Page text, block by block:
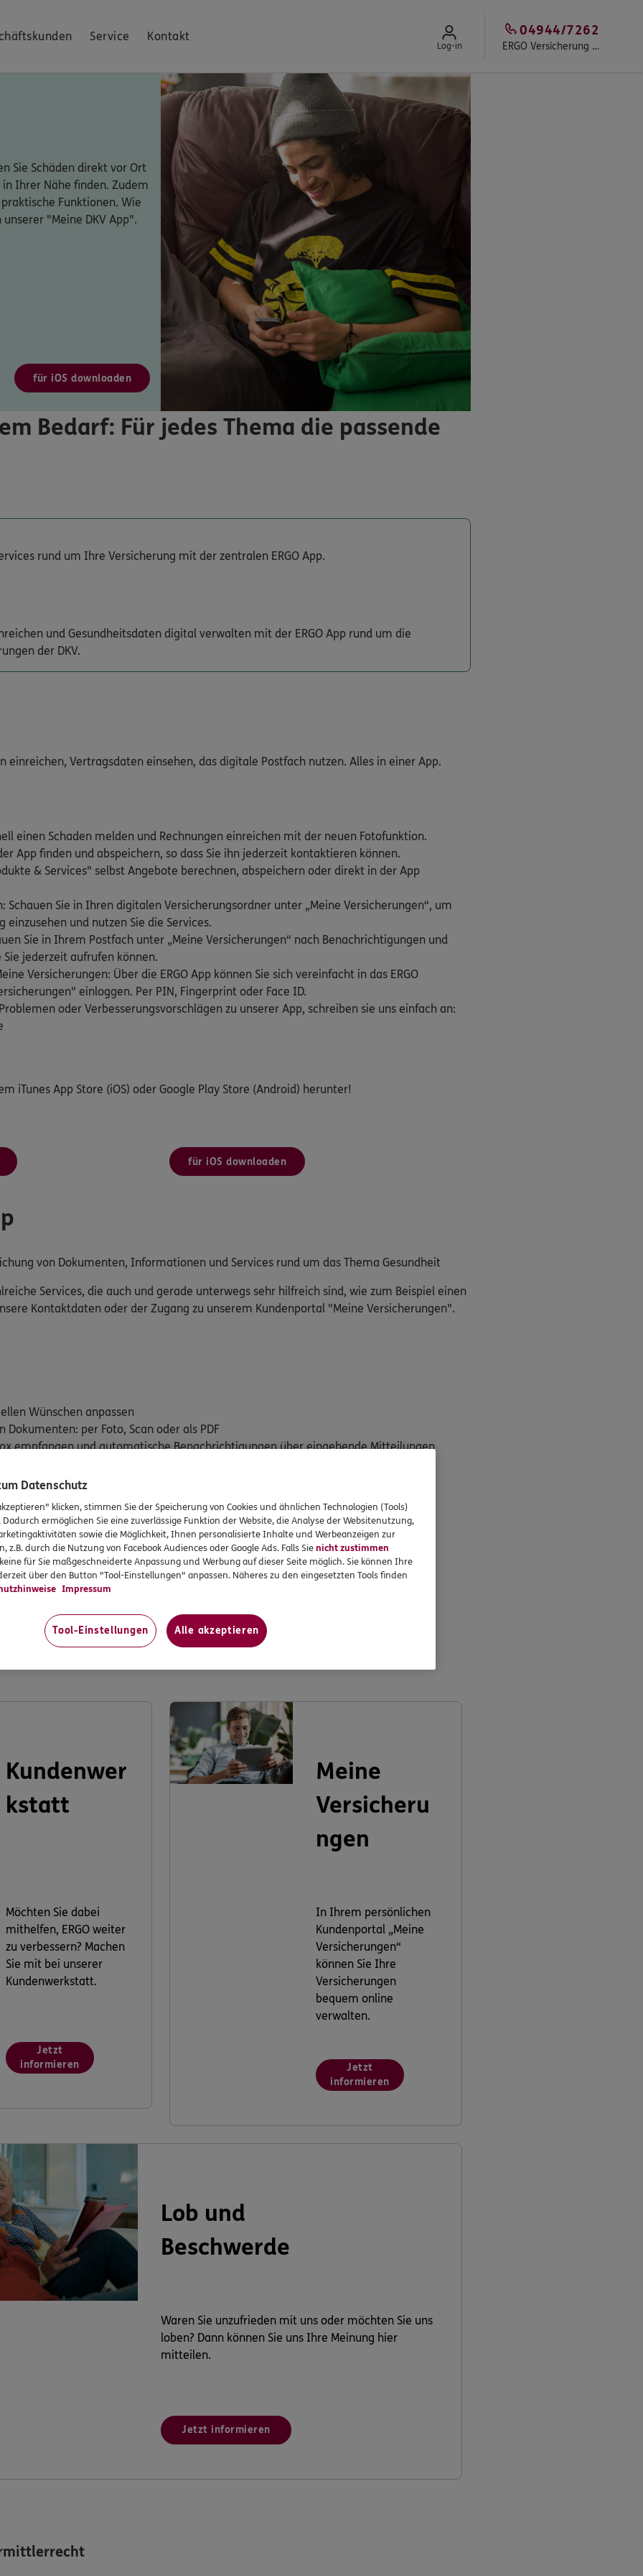
Service Kontakt
Log-in ERGO Versicherung Hartmut Aden
04944/7262
Sie Schäden direkt vor Ort
Ihrer Nähe finden. Zudem
Funktionen. Wie
"Meine DKV App".
für iOS downloaden
Bedarf: Für jedes Thema die passende
rund um Ihre Versicherung mit der zentralen ERGO App.
und Gesundheitsdaten digital verwalten mit der ERGO App rund um die
der DKV.
einreichen, Vertragsdaten einsehen, das digitale Postfach nutzen. Alles in einer App.
einen Schaden melden und Rechnungen einreichen mit der neuen Fotofunktion.
App finden und abspeichern, so dass Sie ihn jederzeit kontaktieren können.
& Services" selbst Angebote berechnen, abspeichern oder direkt in der App
Schauen Sie in Ihren digitalen Versicherungsordner unter „Meine Versicherungen“, um
einzusehen und nutzen Sie die Services.
Sie in Ihrem Postfach unter „Meine Versicherungen“ nach Benachrichtigungen und
jederzeit aufrufen können.
Versicherungen: Über die ERGO App können Sie sich vereinfacht in das ERGO
einloggen. Per PIN, Fingerprint oder Face ID.
oder Verbesserungsvorschlägen zu unserer App, schreiben sie uns einfach an:
iTunes App Store (iOS) oder Google Play Store (Android) herunter!
für iOS downloaden
von Dokumenten, Informationen und Services rund um das Thema Gesundheit
Services, die auch und gerade unterwegs sehr hilfreich sind, wie zum Beispiel einen
Kontaktdaten oder der Zugang zu unserem Kundenportal "Meine Versicherungen".
Wünschen anpassen
Dokumenten: per Foto, Scan oder als PDF
empfangen und automatische Benachrichtigungen über eingehende Mitteilungen
versicherten Leistungen im Blick behalten mit "Mein Vertrag"
iTunes App Store (iOS) oder Google Play Store (Android) herunter!
könnte Sie auch interessieren:
Kundenwer
kstatt
Möchten Sie dabei
mithelfen, ERGO weiter
zu verbessern? Machen
Sie mit bei unserer
Kundenwerkstatt.
Jetzt
informieren
Meine
Versicheru
ngen
In Ihrem persönlichen
Kundenportal „Meine
Versicherungen“
können Sie Ihre
Versicherungen
bequem online
verwalten.
Jetzt
informieren
Lob und
Beschwerde
Waren Sie unzufrieden mit uns oder möchten Sie uns
loben? Dann können Sie uns Ihre Meinung hier
mitteilen.
Jetzt informieren
Datenschutz
klicken, stimmen Sie der Speicherung von Cookies und ähnlichen Technologien (Tools)
ermöglichen Sie eine zuverlässige Funktion der Website, die Analyse der Websitenutzung,
sowie die Möglichkeit, Ihnen personalisierte Inhalte und Werbeanzeigen zur
z.B. durch die Nutzung von Facebook Audiences oder Google Ads. Falls Sienicht zustimmen
für Sie maßgeschneiderte Anpassung und Werbung auf dieser Seite möglich. Sie können Ihre
über den Button "Tool-Einstellungen" anpassen. Näheres zu den eingesetzten Tools finden
Impressum
Tool-Einstellungen Alle akzeptieren